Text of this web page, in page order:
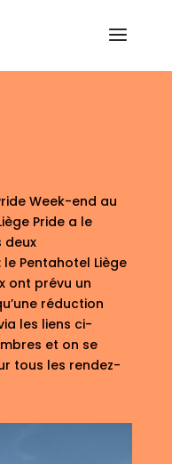
Week-end au
Pride a le
deux
Pentahotel Liège
ont prévu un
réduction
les liens ci-
et on se
tous les rendez-